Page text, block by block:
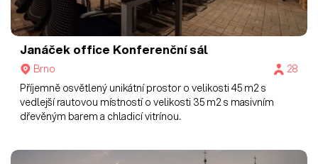
Janáček office Konferenční sál
Brno
28
Příjemně osvětlený unikátní prostor o velikosti 45 m2 s
vedlejší rautovou místností o velikosti 35 m2 s masivním
dřevěným barem a chladicí vitrínou.